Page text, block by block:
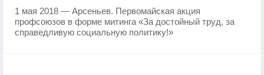
​1 мая 2018 — Арсеньев. Первомайская акция
профсоюзов в форме митинга «За достойный труд, за
справедливую социальную политику!»